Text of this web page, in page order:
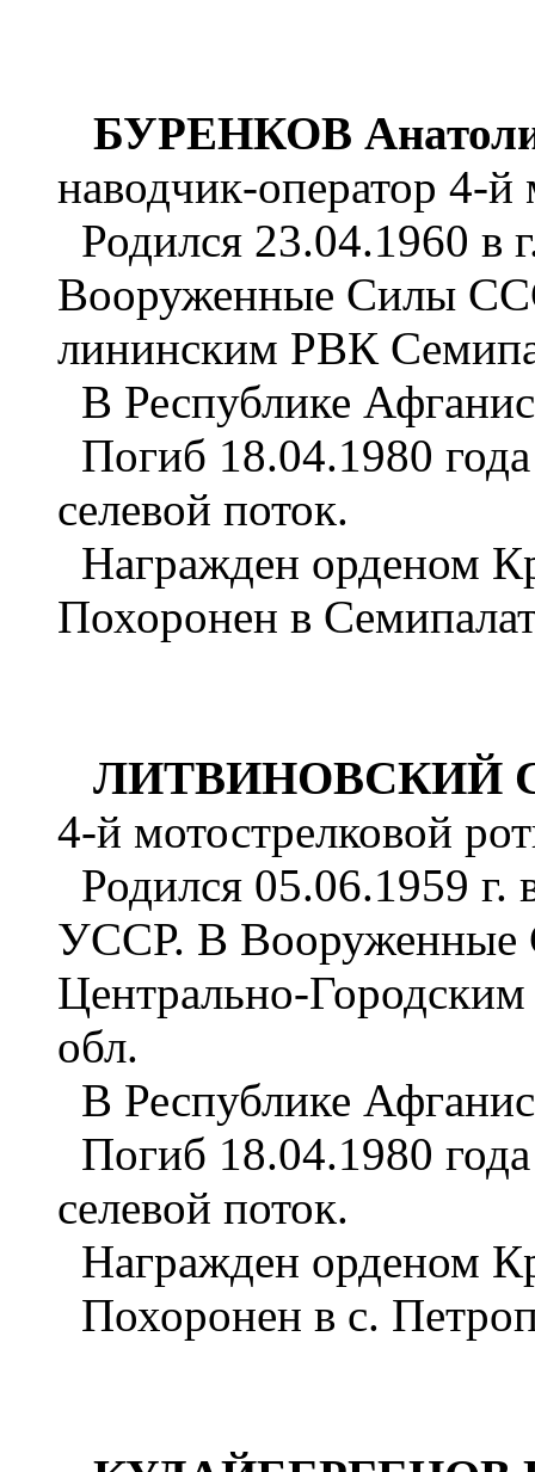
БУРЕНКОВ
наводчик-оператор 4-й
Родился 23.04.1960 в
Вооруженные Силы
лининским РВК
В Республике
Погиб 18.04.1980
селевой поток.
Награжден орденом
Похоронен в
ЛИТВИНОВСКИЙ
4-й мотострелковой
Родился 05.06.1959 г.
УССР. В Вооруженные
Центрально-
обл.
В Республике
Погиб 18.04.1980
селевой поток.
Награжден орденом
Похоронен в с.